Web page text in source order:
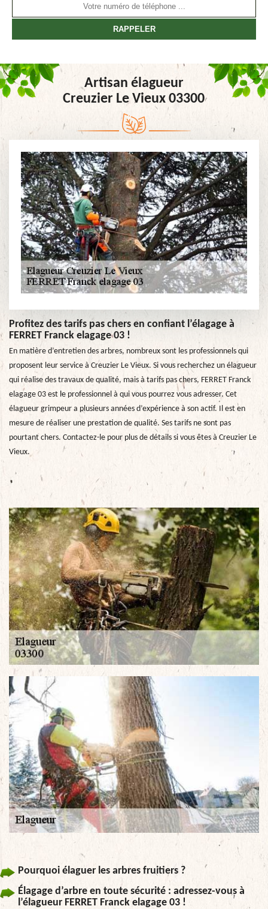
Artisan élagueur
Creuzier Le Vieux 03300
Profitez des tarifs pas chers en confiant l’élagage à
FERRET Franck elagage 03 !
En matière d’entretien des arbres, nombreux sont les professionnels qui
proposent leur service à Creuzier Le Vieux. Si vous recherchez un élagueur
qui réalise des travaux de qualité, mais à tarifs pas chers, FERRET Franck
elagage 03 est le professionnel à qui vous pourrez vous adresser. Cet
élagueur grimpeur a plusieurs années d’expérience à son actif. Il est en
mesure de réaliser une prestation de qualité. Ses tarifs ne sont pas
pourtant chers. Contactez-le pour plus de détails si vous êtes à Creuzier Le
Vieux.
Pourquoi élaguer les arbres fruitiers ?
Élagage d’arbre en toute sécurité : adressez-vous à
l’élagueur FERRET Franck elagage 03 !